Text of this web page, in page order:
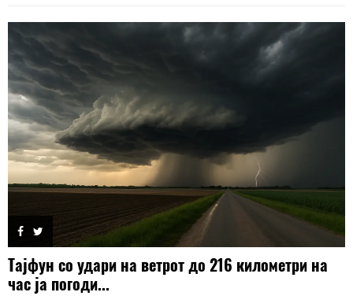
Тајфун со удари на ветрот до 216 километри на
час ја погоди...